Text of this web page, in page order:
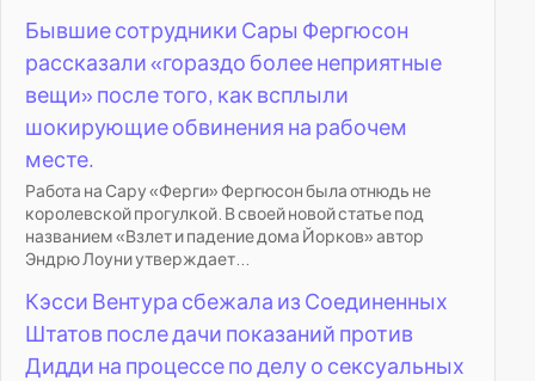
Бывшие сотрудники Сары Фергюсон
рассказали «гораздо более неприятные
вещи» после того, как всплыли
шокирующие обвинения на рабочем
месте.
Работа на Сару «Ферги» Фергюсон была отнюдь не
королевской прогулкой. В своей новой статье под
названием «Взлет и падение дома Йорков» автор
Эндрю Лоуни утверждает...
Кэсси Вентура сбежала из Соединенных
Штатов после дачи показаний против
Дидди на процессе по делу о сексуальных